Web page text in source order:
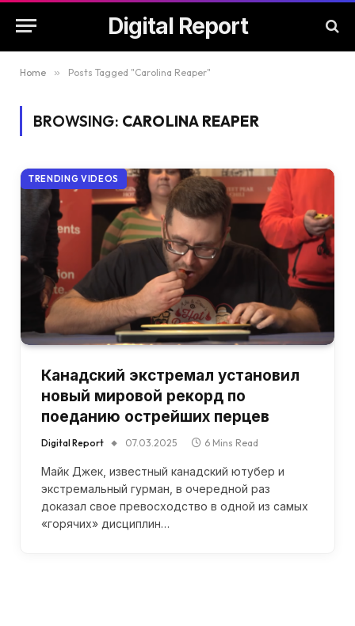
Digital Report
Home » Posts Tagged "Carolina Reaper"
BROWSING: CAROLINA REAPER
TRENDING VIDEOS
Канадский экстремал установил
новый мировой рекорд по
поеданию острейших перцев
Digital Report 07.03.2025 6 Mins Read
Майк Джек, известный канадский ютубер и
экстремальный гурман, в очередной раз
доказал свое превосходство в одной из самых
«горячих» дисциплин…